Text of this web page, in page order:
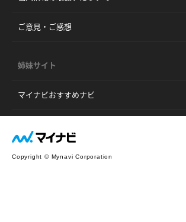
ご意見・ご感想
姉妹サイト
マイナビおすすめナビ
Copyright © Mynavi Corporation